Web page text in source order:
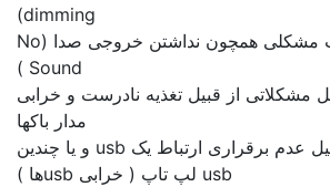
dimming)
تعمیر لپ تاپ جهت مشکلی همچون نداشتن خروجی صدا (No
از قبیل تغذیه نادرست و خرابی
مدار باکها
تعمیر لپ تاپ به دلیل عدم برقراری ارتباط یک usb و یا چندین